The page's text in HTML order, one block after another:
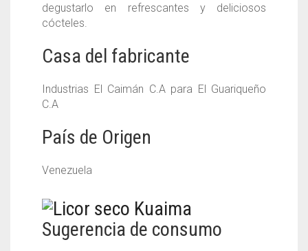
degustarlo en refrescantes y deliciosos
cócteles.
Casa del fabricante
Industrias El Caimán C.A para El Guariqueño
C.A
País de Origen
Venezuela
Sugerencia de consumo